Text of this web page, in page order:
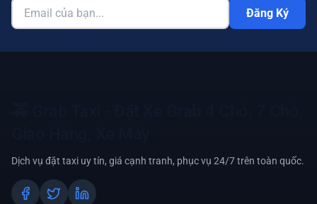
Đăng Ký
Dịch vụ đặt taxi uy tín, giá cạnh tranh, phục vụ 24/7 trên toàn quốc.